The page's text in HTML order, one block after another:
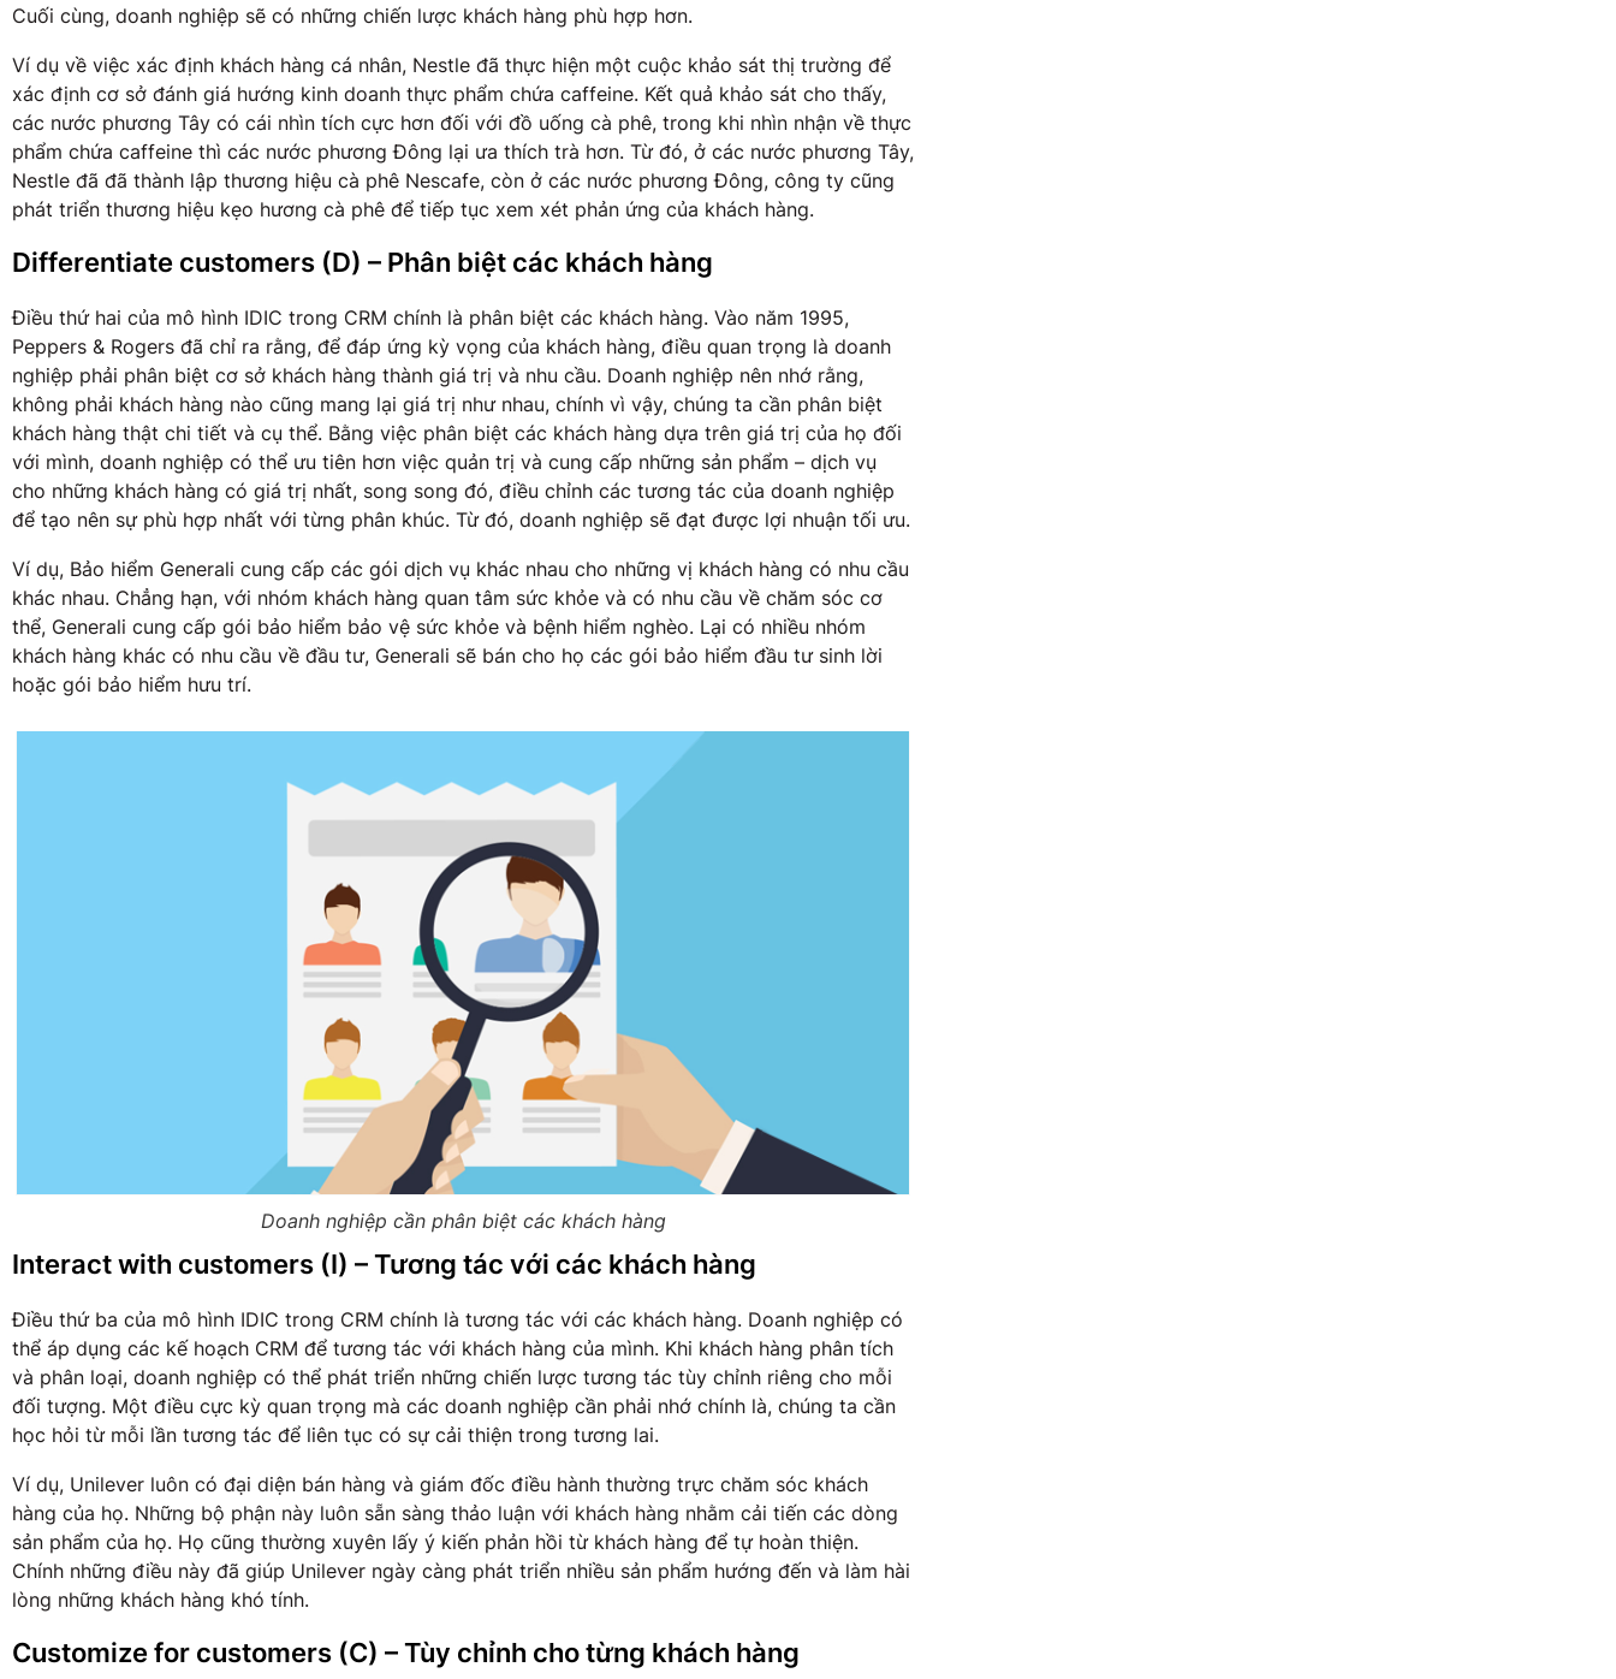
Cuối cùng, doanh nghiệp sẽ có những chiến lược khách hàng phù hợp hơn.
Ví dụ về việc xác định khách hàng cá nhân, Nestle đã thực hiện một cuộc khảo sát thị trường để
xác định cơ sở đánh giá hướng kinh doanh thực phẩm chứa caffeine. Kết quả khảo sát cho thấy,
các nước phương Tây có cái nhìn tích cực hơn đối với đồ uống cà phê, trong khi nhìn nhận về thực
phẩm chứa caffeine thì các nước phương Đông lại ưa thích trà hơn. Từ đó, ở các nước phương Tây,
Nestle đã đã thành lập thương hiệu cà phê Nescafe, còn ở các nước phương Đông, công ty cũng
phát triển thương hiệu kẹo hương cà phê để tiếp tục xem xét phản ứng của khách hàng.
Differentiate customers (D) – Phân biệt các khách hàng
Điều thứ hai của mô hình IDIC trong CRM chính là phân biệt các khách hàng. Vào năm 1995,
Peppers & Rogers đã chỉ ra rằng, để đáp ứng kỳ vọng của khách hàng, điều quan trọng là doanh
nghiệp phải phân biệt cơ sở khách hàng thành giá trị và nhu cầu. Doanh nghiệp nên nhớ rằng,
không phải khách hàng nào cũng mang lại giá trị như nhau, chính vì vậy, chúng ta cần phân biệt
khách hàng thật chi tiết và cụ thể. Bằng việc phân biệt các khách hàng dựa trên giá trị của họ đối
với mình, doanh nghiệp có thể ưu tiên hơn việc quản trị và cung cấp những sản phẩm – dịch vụ
cho những khách hàng có giá trị nhất, song song đó, điều chỉnh các tương tác của doanh nghiệp
để tạo nên sự phù hợp nhất với từng phân khúc. Từ đó, doanh nghiệp sẽ đạt được lợi nhuận tối ưu.
Ví dụ, Bảo hiểm Generali cung cấp các gói dịch vụ khác nhau cho những vị khách hàng có nhu cầu
khác nhau. Chẳng hạn, với nhóm khách hàng quan tâm sức khỏe và có nhu cầu về chăm sóc cơ
thể, Generali cung cấp gói bảo hiểm bảo vệ sức khỏe và bệnh hiểm nghèo. Lại có nhiều nhóm
khách hàng khác có nhu cầu về đầu tư, Generali sẽ bán cho họ các gói bảo hiểm đầu tư sinh lời
hoặc gói bảo hiểm hưu trí.
Doanh nghiệp cần phân biệt các khách hàng
Interact with customers (I) – Tương tác với các khách hàng
Điều thứ ba của mô hình IDIC trong CRM chính là tương tác với các khách hàng. Doanh nghiệp có
thể áp dụng các kế hoạch CRM để tương tác với khách hàng của mình. Khi khách hàng phân tích
và phân loại, doanh nghiệp có thể phát triển những chiến lược tương tác tùy chỉnh riêng cho mỗi
đối tượng. Một điều cực kỳ quan trọng mà các doanh nghiệp cần phải nhớ chính là, chúng ta cần
học hỏi từ mỗi lần tương tác để liên tục có sự cải thiện trong tương lai.
Ví dụ, Unilever luôn có đại diện bán hàng và giám đốc điều hành thường trực chăm sóc khách
hàng của họ. Những bộ phận này luôn sẵn sàng thảo luận với khách hàng nhằm cải tiến các dòng
sản phẩm của họ. Họ cũng thường xuyên lấy ý kiến ​​phản hồi từ khách hàng để tự hoàn thiện.
Chính những điều này đã giúp Unilever ngày càng phát triển nhiều sản phẩm hướng đến và làm hài
lòng những khách hàng khó tính.
Customize for customers (C) – Tùy chỉnh cho từng khách hàng